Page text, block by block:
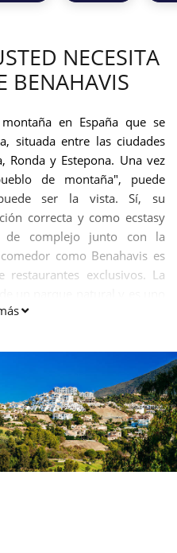
NECESITA
BENAHAVIS
en España que se
situada entre las ciudades
Ronda y Estepona. Una vez
de montaña", puede
ser la vista. Sí, su
correcta y como ecstasy
de complejo junto con la
como Benahavis es
restaurantes exclusivos. La
la Costa del Sol occidental.
Guadalmina y
España es realmente